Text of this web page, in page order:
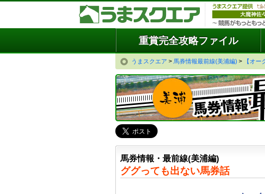
重賞完全攻略ファイル
うまスクエア > 馬券情報最前線(美浦編) > 【オ
馬券情報・最前線(美浦編)
ググっても出ない馬券話